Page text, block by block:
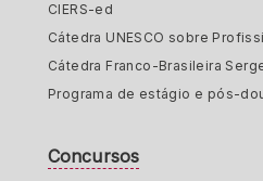
CIERS-ed
Cátedra UNESCO sobre
Cátedra Franco-Brasileira
Programa de estágio e pós-
Concursos